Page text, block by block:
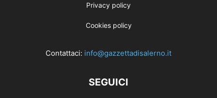
Privacy policy
Cookies policy
Contattaci: info@gazzettadisalerno.it
SEGUICI